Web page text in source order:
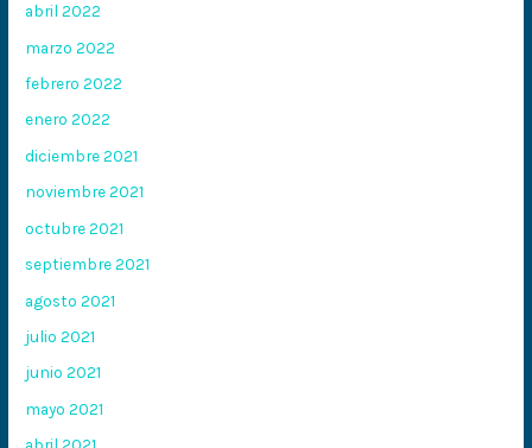
abril 2022
marzo 2022
febrero 2022
enero 2022
diciembre 2021
noviembre 2021
octubre 2021
septiembre 2021
agosto 2021
julio 2021
junio 2021
mayo 2021